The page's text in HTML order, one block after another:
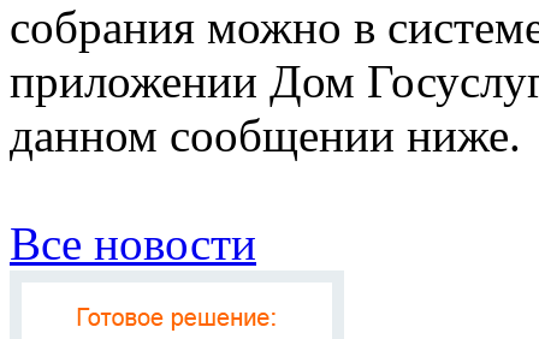
собрания можно в
приложении Дом
данном сообщении ниже.
Все новости